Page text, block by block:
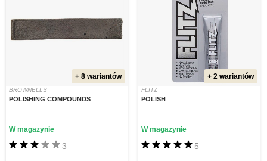
+ 8 wariantów
BROWNELLS
POLISHING COMPOUNDS
3
W magazynie
+ 2 wariantów
FLITZ
POLISH
5
W magazynie